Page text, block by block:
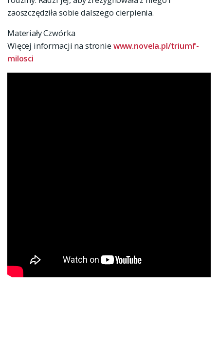
zaoszczędziła sobie dalszego cierpienia.
Materiały Czwórka
Więcej informacji na stronie www.novela.pl/triumf-
milosci